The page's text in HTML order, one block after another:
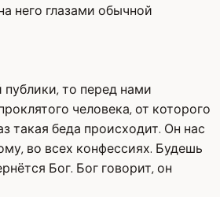
него глазами обычной
то перед нами
человека, от которого
такая беда происходит. Он нас
во всех конфессиях. Будешь
Бог. Бог говорит, он